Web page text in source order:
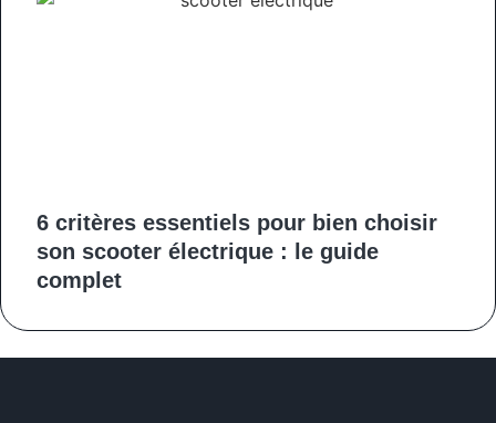
6 critères essentiels pour bien choisir
son scooter électrique : le guide
complet